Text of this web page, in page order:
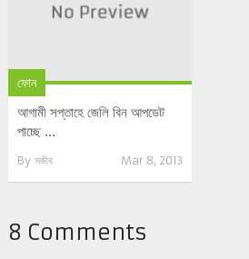
ফোন
আগামী সপ্তাহে জেলি বিন আপডেট
পাচ্ছে ...
By সজীব Mar 8, 2013
8 Comments